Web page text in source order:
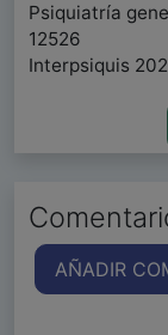
Psiquiatría
12526
Interpsiquis
AÑADIR